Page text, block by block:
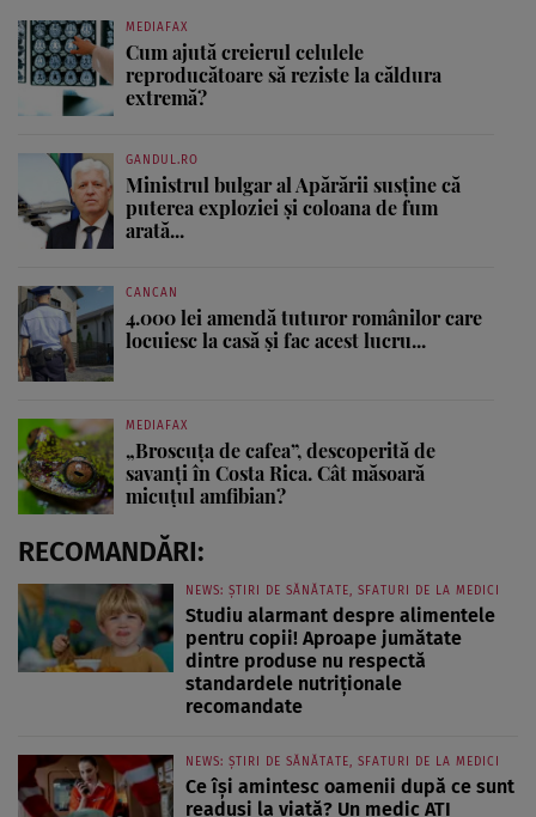
MEDIAFAX
Cum ajută creierul celulele
reproducătoare să reziste la căldura
extremă?
GANDUL.RO
Ministrul bulgar al Apărării susține că
puterea exploziei și coloana de fum
arată...
CANCAN
4.000 lei amendă tuturor românilor care
locuiesc la casă și fac acest lucru...
MEDIAFAX
„Broscuța de cafea”, descoperită de
savanți în Costa Rica. Cât măsoară
micuțul amfibian?
RECOMANDĂRI:
NEWS: ȘTIRI DE SĂNĂTATE, SFATURI DE LA MEDICI
Studiu alarmant despre alimentele
pentru copii! Aproape jumătate
dintre produse nu respectă
standardele nutriționale
recomandate
NEWS: ȘTIRI DE SĂNĂTATE, SFATURI DE LA MEDICI
Ce își amintesc oamenii după ce sunt
readuși la viață? Un medic ATI